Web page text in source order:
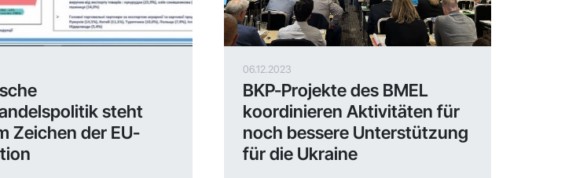
steht
Zeichen der EU-
06.12.2023
BKP-Projekte des BMEL
koordinieren Aktivitäten für
noch bessere Unterstützung
für die Ukraine